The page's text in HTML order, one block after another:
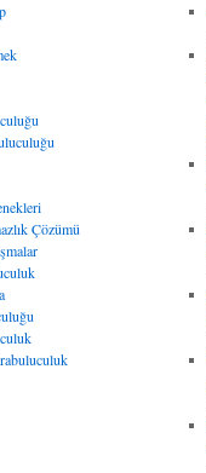
Çözümü